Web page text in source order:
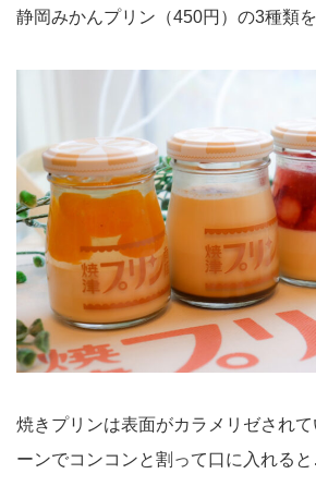
静岡みかんプリン（450円）の3種類
焼きプリンは表面がカラメリゼされ
ーンでコンコンと割って口に入れる